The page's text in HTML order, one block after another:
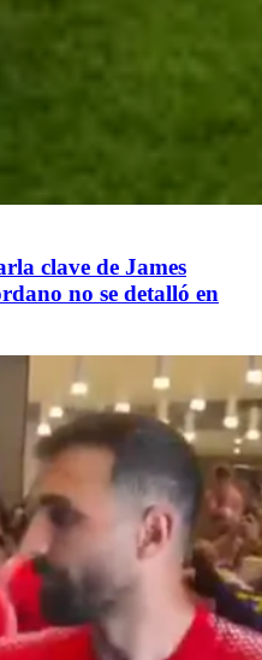
clave de James
no se detalló en